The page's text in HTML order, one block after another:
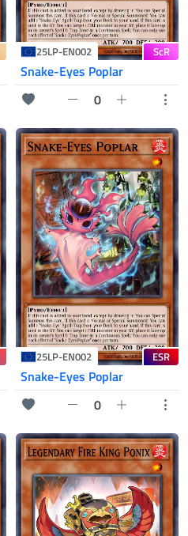
25LP-EN002 ScR
Snake-Eyes Poplar
0
25LP-EN002 ESR
Snake-Eyes Poplar
0